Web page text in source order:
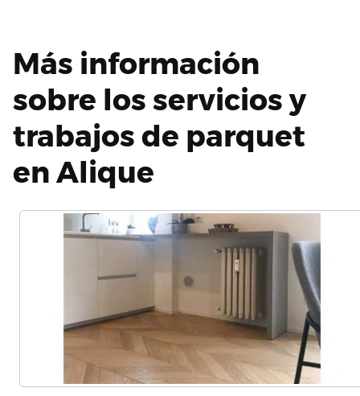
Más información
sobre los servicios y
trabajos de parquet
en Alique